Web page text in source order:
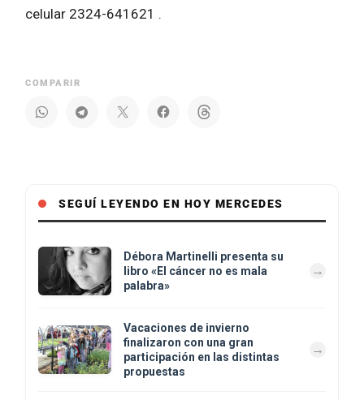
celular 2324-641621 .
COMPARIR
SEGUÍ LEYENDO EN HOY MERCEDES
Débora Martinelli presenta su
libro «El cáncer no es mala
palabra»
Vacaciones de invierno
finalizaron con una gran
participación en las distintas
propuestas